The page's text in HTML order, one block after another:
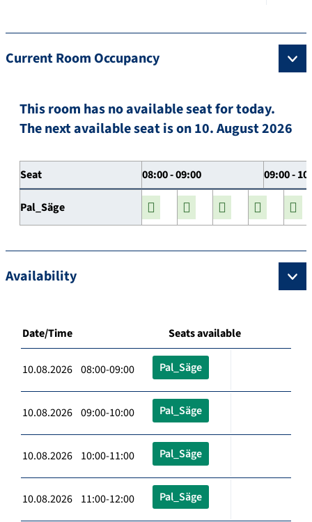
Current Room Occupancy
This room has no available seat for today.
The next available seat is on 10. August 2026
Seat 08:00 - 09:00 09:00 -
Pal_Säge
Availability
Date/Time Seats available
10.08.2026 08:00-09:00 Pal_Säge
10.08.2026 09:00-10:00 Pal_Säge
10.08.2026 10:00-11:00 Pal_Säge
10.08.2026 11:00-12:00 Pal_Säge